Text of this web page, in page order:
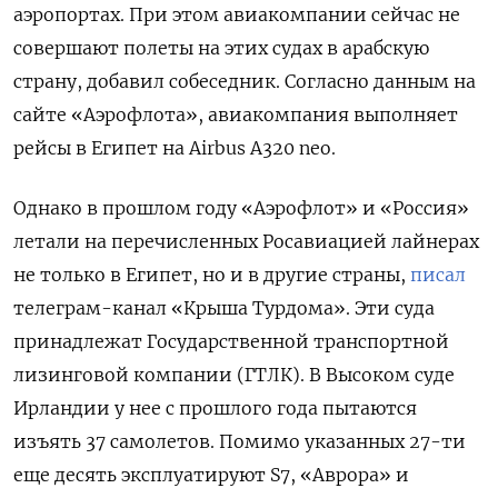
аэропортах. При этом авиакомпании сейчас не
совершают полеты на этих судах в арабскую
страну, добавил собеседник. Согласно данным на
сайте «Аэрофлота», авиакомпания выполняет
рейсы в Египет на Airbus A320 neo.
Однако в прошлом году «Аэрофлот» и «Россия»
летали на перечисленных Росавиацией лайнерах
не только в Египет, но и в другие страны, писал
телеграм-канал «Крыша Турдома». Эти суда
принадлежат Государственной транспортной
лизинговой компании (ГТЛК). В Высоком суде
Ирландии у нее с прошлого года пытаются
изъять 37 самолетов. Помимо указанных 27-ти
еще десять эксплуатируют S7, «Аврора» и